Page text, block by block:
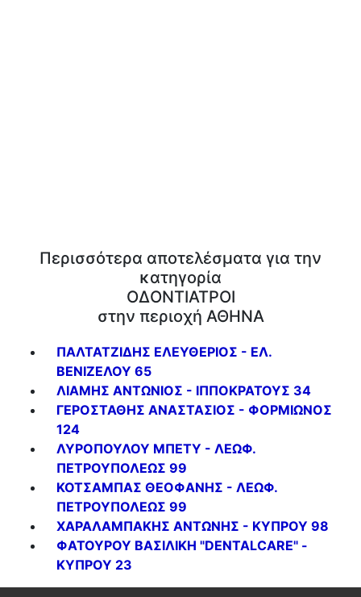
Περισσότερα αποτελέσματα για την
κατηγορία
ΟΔΟΝΤΙΑΤΡΟΙ
στην περιοχή ΑΘΗΝΑ
ΠΑΛΤΑΤΖΙΔΗΣ ΕΛΕΥΘΕΡΙΟΣ - ΕΛ.
ΒΕΝΙΖΕΛΟΥ 65
ΛΙΑΜΗΣ ΑΝΤΩΝΙΟΣ - ΙΠΠΟΚΡΑΤΟΥΣ 34
ΓΕΡΟΣΤΑΘΗΣ ΑΝΑΣΤΑΣΙΟΣ - ΦΟΡΜΙΩΝΟΣ
124
ΛΥΡΟΠΟΥΛΟΥ ΜΠΕΤΥ - ΛΕΩΦ.
ΠΕΤΡΟΥΠΟΛΕΩΣ 99
ΚΟΤΣΑΜΠΑΣ ΘΕΟΦΑΝΗΣ - ΛΕΩΦ.
ΠΕΤΡΟΥΠΟΛΕΩΣ 99
ΧΑΡΑΛΑΜΠΑΚΗΣ ΑΝΤΩΝΗΣ - ΚΥΠΡΟΥ 98
ΦΑΤΟΥΡΟΥ ΒΑΣΙΛΙΚΗ "DENTALCARE" -
ΚΥΠΡΟΥ 23